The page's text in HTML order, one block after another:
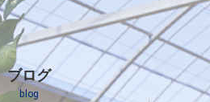
ブログ
blog